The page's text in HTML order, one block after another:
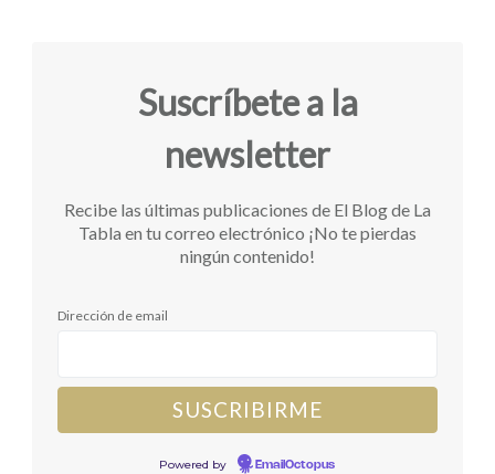
Suscríbete a la
newsletter
Recibe las últimas publicaciones de El Blog de La
Tabla en tu correo electrónico ¡No te pierdas
ningún contenido!
Dirección de email
Powered by EmailOctopus